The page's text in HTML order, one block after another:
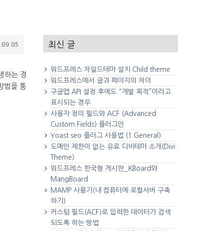
하는 경
법을 통
최신 글
워드프레스 차일드테마 설치 Child theme
워드프레스에서 글과 페이지의 차이
구글맵 API 설정 후에도 “개발 목적”이라고
표시되는 경우
사용자 정의 필드와 ACF (Advanced
Custom Fields) 플러그인
Yoast seo 플러그 사용법 (1.General)
도메인 제한이 없는 유료 디비테마 소개(Divi
Theme)
워드프레스 한국형 게시판_KBoard와
MangBoard
MAMP 사용기(내 컴퓨터에 로컬서버 구축
하기)
커스텀 필드(ACF)로 입력한 데이터가 검색
되도록 하는 방법